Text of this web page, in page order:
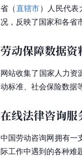
省（直辖市）人民代
况，反映了国家和各省
劳动保障数据资
网站收集了国家人力资
动标准、社会保险数据
在线法律咨询服
中国劳动咨询网拥有一
际工作中遇到的各种难